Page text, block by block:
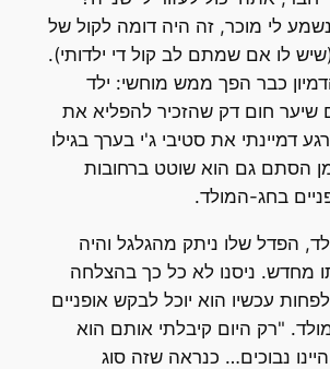
לי מוכר, זה היה דומה לקול של
לו אם שמתם לב קול די ילדותי).
כבר הפך ממש מוחשי: ילד
שיער חום דק שהזכיר להפליא את
דמיינתי את סטיבי ג'י בערך בגילו
הסתם גם הוא שוטט ברחובות
בחג-המולד.
הפדל שלו ניתק מהגלגל והיה
מחדש. ניסנו לא כל כך בהצלחה
עכשיו הוא יוכל לבקש אופניים
"רק היום קיבלתי אותם הוא
נבוכים… כנראה שזה סוג